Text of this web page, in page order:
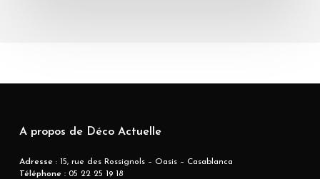
A propos de Déco Actuelle
Adresse : 15, rue des Rossignols – Oasis – Casablanca
Téléphone :05 22 25 19 18